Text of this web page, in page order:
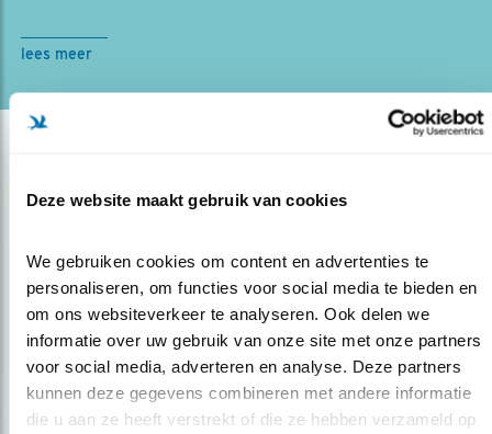
Deze website maakt gebruik van cookies
We gebruiken cookies om content en advertenties te
personaliseren, om functies voor social media te bieden en
om ons websiteverkeer te analyseren. Ook delen we
informatie over uw gebruik van onze site met onze partners
voor social media, adverteren en analyse. Deze partners
kunnen deze gegevens combineren met andere informatie
die u aan ze heeft verstrekt of die ze hebben verzameld op
lees meer
Op de hoogte blijven?
Meld je aan en ontvang nieuws, inspiratie, acties en tips
AANMELDEN VOGELNIEUWS